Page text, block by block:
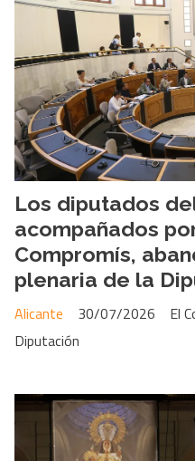
Los diputados del
acompañados
Compromís,
plenaria de la
El
Alicante
30/07/2026
Diputación